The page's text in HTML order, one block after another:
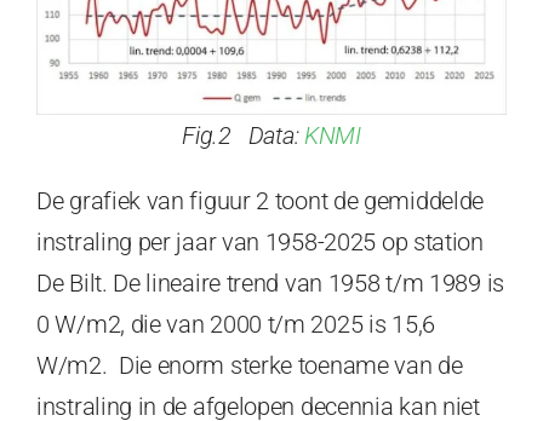
Fig.2 Data:KNMI
De grafiek van figuur 2 toont de gemiddelde
instraling per jaar van 1958-2025 op station
De Bilt. De lineaire trend van 1958 t/m 1989 is
0 W/m2, die van 2000 t/m 2025 is 15,6
W/m2. Die enorm sterke toename van de
instraling in de afgelopen decennia kan niet